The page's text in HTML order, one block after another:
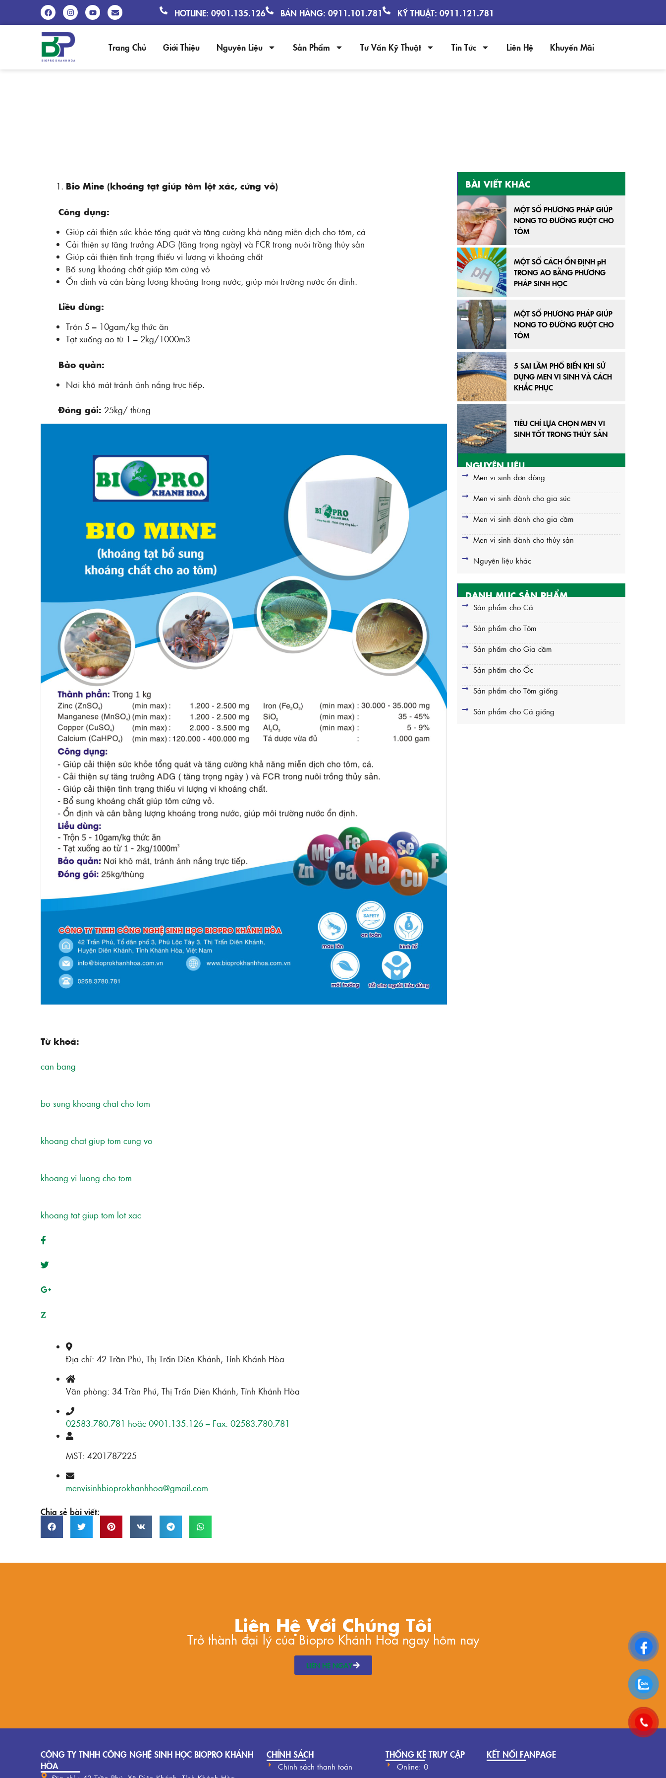
HOTLINE: 0901.135.126 BÁN HÀNG: 0911.101.781 KỸ THUẬT: 0911.121.781
Trang Chủ Giới Thiệu Nguyên Liệu Sản Phẩm Tư Vấn Kỹ Thuật Tin Tức Liên Hệ Khuyến Mãi
Bio Mine (khoáng tạt giúp tôm lột xác, cứng vỏ)
Công dụng:
Giúp cải thiện sức khỏe tổng quát và tăng cường khả năng miễn dịch cho tôm, cá
Cải thiện sự tăng trưởng ADG (tăng trọng ngày) và FCR trong nuôi trồng thủy sản
Giúp cải thiện tình trạng thiếu vi lượng vi khoáng chất
Bổ sung khoáng chất giúp tôm cứng vỏ
Ổn định và cân bằng lượng khoáng trong nước, giúp môi trường nước ổn định.
Liều dùng:
Trộn 5 – 10gam/kg thức ăn
Tạt xuống ao từ 1 – 2kg/1000m3
Bảo quản:
Nơi khô mát tránh ánh nắng trực tiếp.
Đóng gói: 25kg/ thùng
Từ khoá:
can bang
bo sung khoang chat cho tom
khoang chat giup tom cung vo
khoang vi luong cho tom
khoang tat giup tom lot xac
Z
Địa chỉ: 42 Trần Phú, Thị Trấn Diên Khánh, Tỉnh Khánh Hòa
Văn phòng: 34 Trần Phú, Thị Trấn Diên Khánh, Tỉnh Khánh Hòa
02583.780.781 hoặc 0901.135.126 – Fax: 02583.780.781
MST: 4201787225
menvisinhbioprokhanhhoa@gmail.com
Chia sẻ bài viết:
BÀI VIẾT KHÁC
MỘT SỐ PHƯƠNG PHÁP GIÚP
NONG TO ĐƯỜNG RUỘT CHO
TÔM
MỘT SỐ CÁCH ỔN ĐỊNH pH
TRONG AO BẰNG PHƯƠNG
PHÁP SINH HỌC
MỘT SỐ PHƯƠNG PHÁP GIÚP
NONG TO ĐƯỜNG RUỘT CHO
TÔM
5 SAI LẦM PHỔ BIẾN KHI SỬ
DỤNG MEN VI SINH VÀ CÁCH
KHẮC PHỤC
TIÊU CHÍ LỰA CHỌN MEN VI
SINH TỐT TRONG THỦY SẢN
NGUYÊN LIỆU
Men vi sinh đơn dòng
Men vi sinh dành cho gia súc
Men vi sinh dành cho gia cầm
Men vi sinh dành cho thủy sản
Nguyên liệu khác
DANH MỤC SẢN PHẨM
Sản phẩm cho Cá
Sản phẩm cho Tôm
Sản phẩm cho Gia cầm
Sản phẩm cho Ốc
Sản phẩm cho Tôm giống
Sản phẩm cho Cá giống
Liên Hệ Với Chúng Tôi
Trở thành đại lý của Biopro Khánh Hoà ngay hôm nay
LIÊN HỆ NGAY
CÔNG TY TNHH CÔNG NGHỆ SINH HỌC BIOPRO KHÁNH
HÒA
CHÍNH SÁCH
Chính sách thanh toán
THỐNG KÊ TRUY CẬP
Online: 0
KẾT NỐI FANPAGE